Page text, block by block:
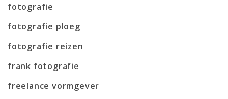
fotografie
fotografie ploeg
fotografie reizen
frank fotografie
freelance vormgever